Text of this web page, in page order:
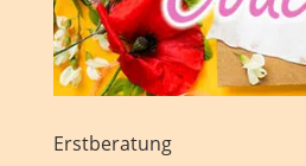
Erstberatung